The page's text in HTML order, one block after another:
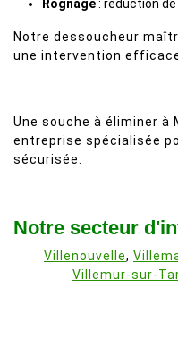
Rognage: réduction de
Notre dessoucheur
une intervention
Une souche à éliminer à
entreprise spécialisée
sécurisée.
Notre secteur
Villenouvelle,
Villemur-sur-